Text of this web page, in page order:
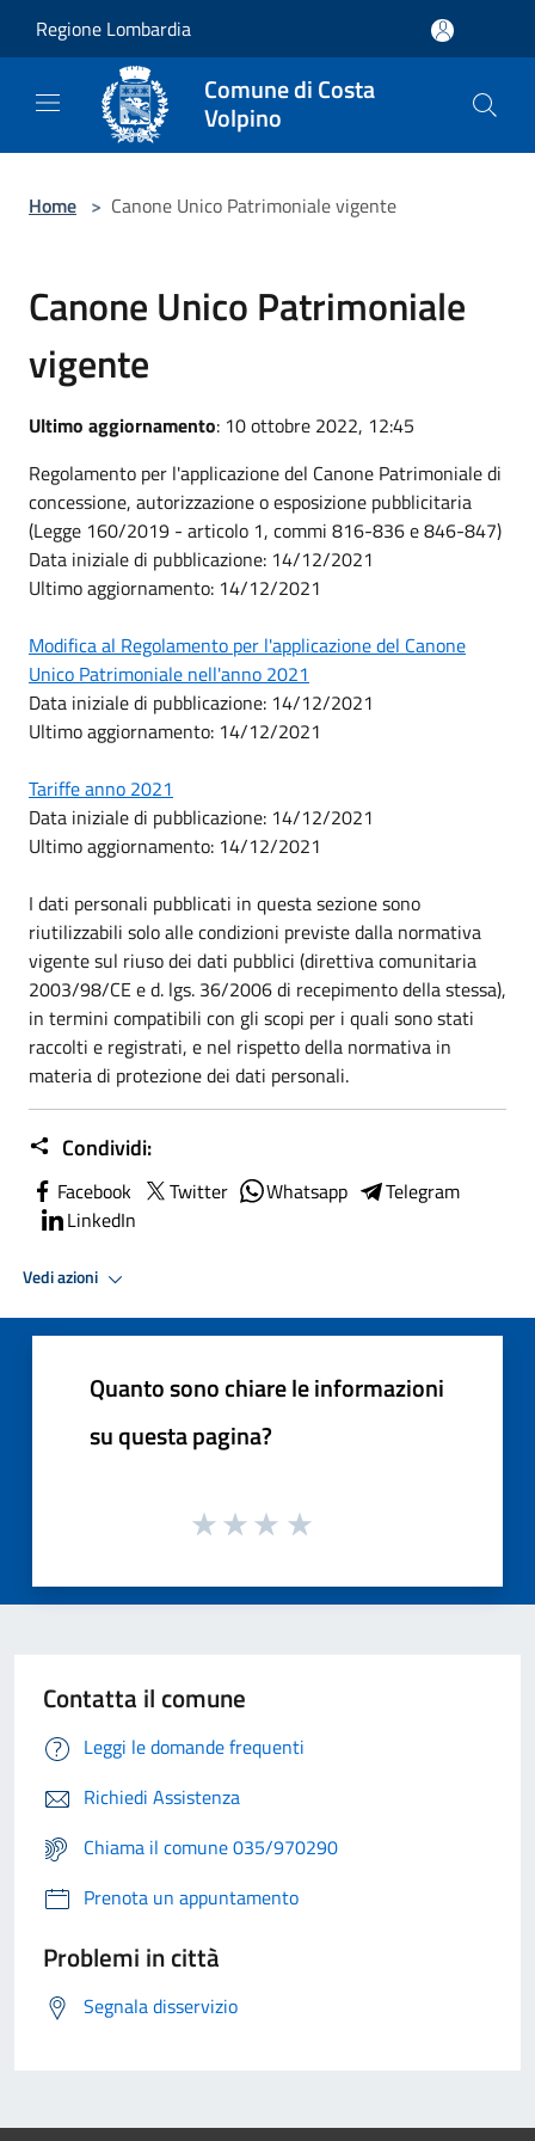
Regione Lombardia
Comune di Costa
Volpino
Home > Canone Unico Patrimoniale vigente
Canone Unico Patrimoniale
vigente
Ultimo aggiornamento: 10 ottobre 2022, 12:45
Regolamento per l'applicazione del Canone Patrimoniale di
concessione, autorizzazione o esposizione pubblicitaria
(Legge 160/2019 - articolo 1, commi 816-836 e 846-847)
Data iniziale di pubblicazione: 14/12/2021
Ultimo aggiornamento: 14/12/2021
Modifica al Regolamento per l'applicazione del Canone
Unico Patrimoniale nell'anno 2021
Data iniziale di pubblicazione: 14/12/2021
Ultimo aggiornamento: 14/12/2021
Tariffe anno 2021
Data iniziale di pubblicazione: 14/12/2021
Ultimo aggiornamento: 14/12/2021
I dati personali pubblicati in questa sezione sono
riutilizzabili solo alle condizioni previste dalla normativa
vigente sul riuso dei dati pubblici (direttiva comunitaria
2003/98/CE e d. lgs. 36/2006 di recepimento della stessa),
in termini compatibili con gli scopi per i quali sono stati
raccolti e registrati, e nel rispetto della normativa in
materia di protezione dei dati personali.
Condividi:
Facebook Twitter Whatsapp
Telegram
LinkedIn
Vedi azioni
Quanto sono chiare le informazioni
su questa pagina?
Contatta il comune
Leggi le domande frequenti
Richiedi Assistenza
Chiama il comune 035/970290
Prenota un appuntamento
Problemi in città
Segnala disservizio